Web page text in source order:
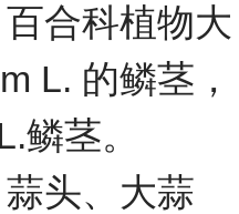
百合科植物大
L. 的鳞茎，
鳞茎。
蒜头、大蒜